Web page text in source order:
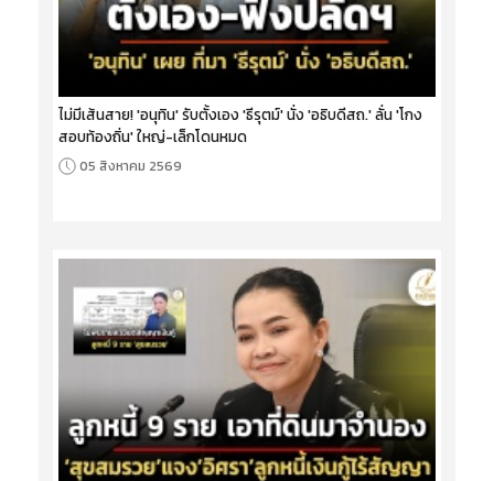
ไม่มีเส้นสาย! 'อนุทิน' รับตั้งเอง 'ธีรุตม์' นั่ง 'อธิบดีสถ.' ลั่น 'โกง
สอบท้องถิ่น' ใหญ่-เล็กโดนหมด
05 สิงหาคม 2569